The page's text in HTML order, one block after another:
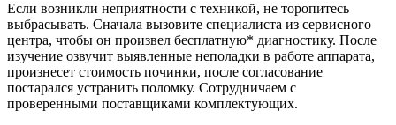
Если возникли неприятности с техникой, не торопитесь
выбрасывать. Сначала вызовите специалиста из сервисного
центра, чтобы он произвел бесплатную* диагностику. После
изучение озвучит выявленные неполадки в работе аппарата,
произнесет стоимость починки, после согласование
постарался устранить поломку. Сотрудничаем с
проверенными поставщиками комплектующих.